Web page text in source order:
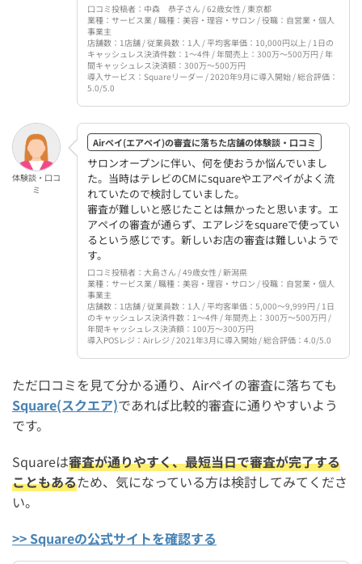
口コミ投稿者：中森 恭子さん / 62歳女性 / 東京都
業種：サービス業 / 職種：美容・理容・サロン / 役職：自営業・個人
事業主
店舗数：1店舗 / 従業員数：1人 / 平均客単価：10,000円以上 / 1日の
キャッシュレス決済件数：1〜4件 / 年間売上：300万〜500万円 / 年
間キャッシュレス決済額：300万〜500万円
導入サービス：Squareリーダー / 2020年9月に導入開始 / 総合評価：
5.0/5.0
体験談・口コ
ミ
Airペイ(エアペイ)の審査に落ちた店舗の体験談・口コミ
サロンオープンに伴い、何を使おうか悩んでいまし
た。当時はテレビのCMにsquareやエアペイがよく流
れていたので検討していました。
審査が難しいと感じたことは無かったと思います。エ
アペイの審査が通らず、エアレジをsquareで使ってい
るという感じです。新しいお店の審査は難しいようで
す。
口コミ投稿者：大島さん / 49歳女性 / 新潟県
業種：サービス業 / 職種：美容・理容・サロン / 役職：自営業・個人
事業主
店舗数：1店舗 / 従業員数：1人 / 平均客単価：5,000〜9,999円 / 1日
のキャッシュレス決済件数：1〜4件 / 年間売上：300万〜500万円 /
年間キャッシュレス決済額：100万〜300万円
導入POSレジ：Airレジ / 2021年3月に導入開始 / 総合評価：4.0/5.0
ただ口コミを見て分かる通り、Airペイの審査に落ちても
Square(スクエア)であれば比較的審査に通りやすいよう
です。
Squareは審査が通りやすく、最短当日で審査が完了する
こともあるため、気になっている方は検討してみてくださ
い。
>> Squareの公式サイトを確認する